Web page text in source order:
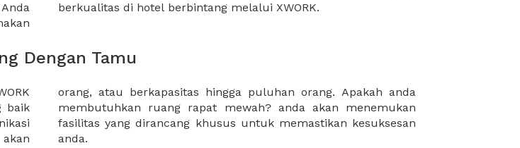
berkualitas di hotel berbintang melalui XWORK.
Dengan Tamu
baik
anda.